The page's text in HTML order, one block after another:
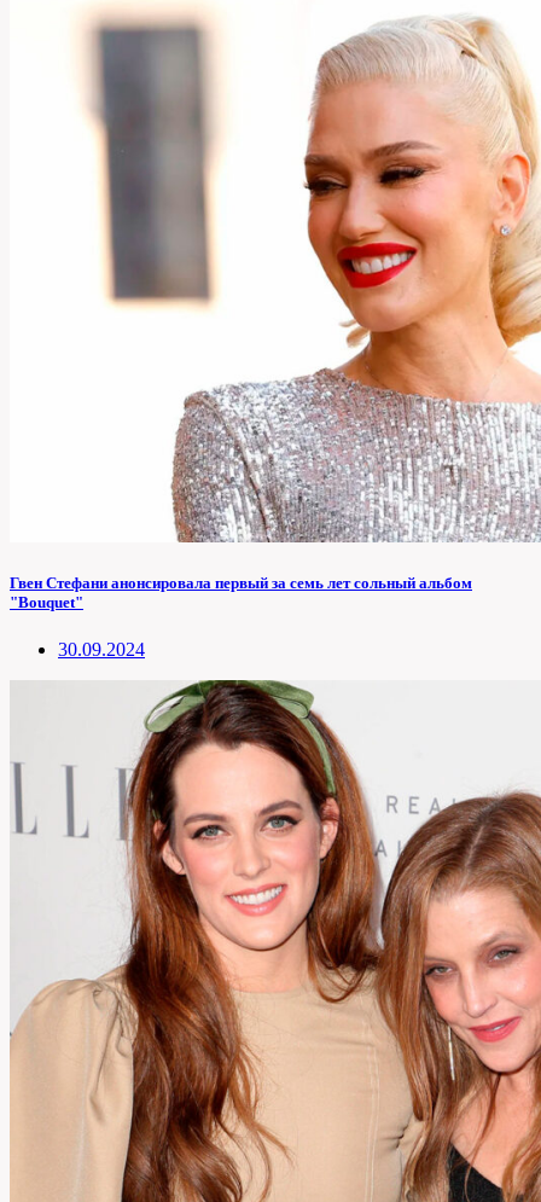
Гвен Стефани анонсировала первый за семь лет сольный альбом
"Bouquet"
30.09.2024